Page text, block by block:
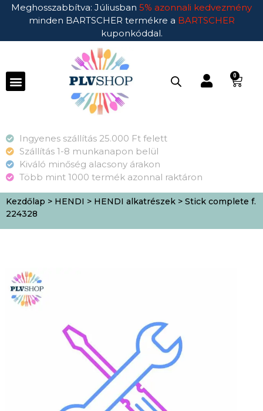
Meghosszabbítva: Júliusban 5% azonnali kedvezmény
minden BARTSCHER termékre a BARTSCHER
kuponkóddal.
0
Ingyenes szállítás 25.000 Ft felett
Szállítás 1-8 munkanapon belül
Kiváló minőség alacsony árakon
Több mint 1000 termék azonnal raktáron
Kezdőlap > HENDI > HENDI alkatrészek > Stick complete f.
224328